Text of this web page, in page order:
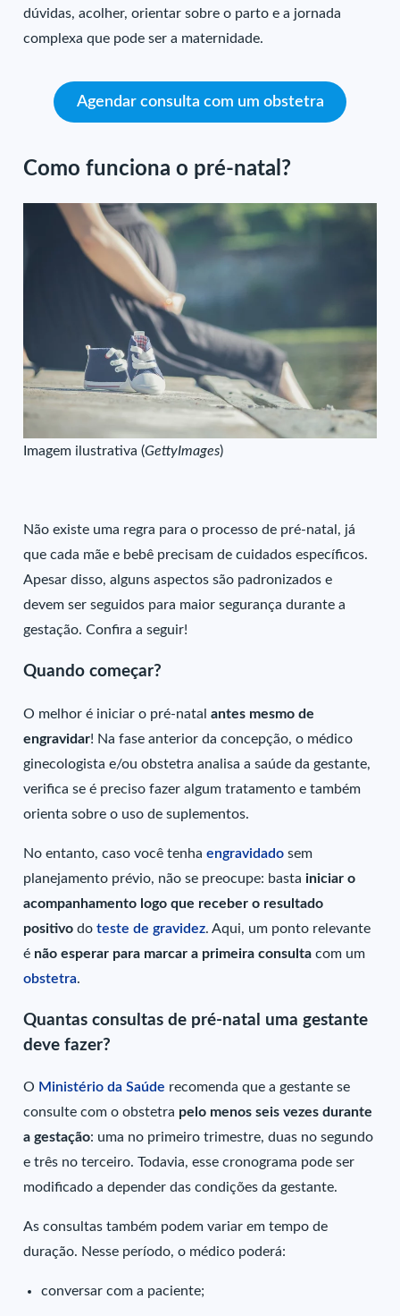
dúvidas, acolher, orientar sobre o parto e a jornada
complexa que pode ser a maternidade.
Agendar consulta com um obstetra
Como funciona o pré-natal?
Imagem ilustrativa (GettyImages)
Não existe uma regra para o processo de pré-natal, já
que cada mãe e bebê precisam de cuidados específicos.
Apesar disso, alguns aspectos são padronizados e
devem ser seguidos para maior segurança durante a
gestação. Confira a seguir!
Quando começar?
O melhor é iniciar o pré-natalantes mesmo de
engravidar! Na fase anterior da concepção, o médico
ginecologista e/ou obstetra analisa a saúde da gestante,
verifica se é preciso fazer algum tratamento e também
orienta sobre o uso de suplementos.
No entanto, caso você tenhaengravidado sem
planejamento prévio, não se preocupe: bastainiciar o
acompanhamento logo que receber o resultado
positivo doteste de gravidez. Aqui, um ponto relevante
é não esperar para marcar a primeira consulta com um
obstetra.
Quantas consultas de pré-natal uma gestante
deve fazer?
O Ministério da Saúde recomenda que a gestante se
consulte com o obstetra pelo menos seis vezes durante
a gestação: uma no primeiro trimestre, duas no segundo
e três no terceiro. Todavia, esse cronograma pode ser
modificado a depender das condições da gestante.
As consultas também podem variar em tempo de
duração. Nesse período, o médico poderá:
conversar com a paciente;